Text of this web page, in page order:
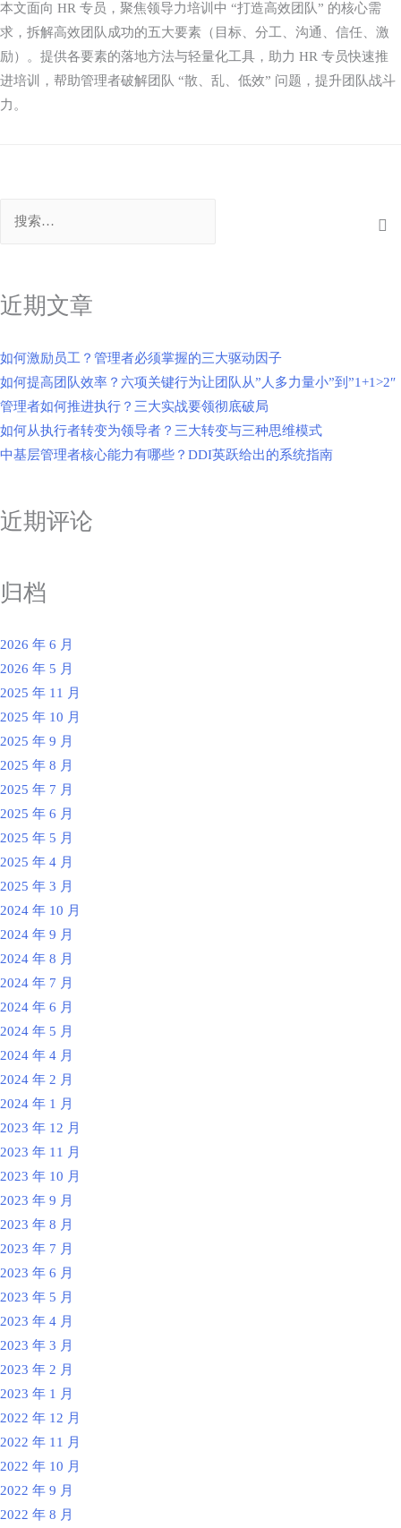
本文面向 HR 专员，聚焦领导力培训中 “打造高效团队” 的核心需
求，拆解高效团队成功的五大要素（目标、分工、沟通、信任、激
励）。提供各要素的落地方法与轻量化工具，助力 HR 专员快速推
进培训，帮助管理者破解团队 “散、乱、低效” 问题，提升团队战斗
力。​
近期文章
如何激励员工？管理者必须掌握的三大驱动因子
如何提高团队效率？六项关键行为让团队从”人多力量小”到”1+1>2″
管理者如何推进执行？三大实战要领彻底破局
如何从执行者转变为领导者？三大转变与三种思维模式
中基层管理者核心能力有哪些？DDI英跃给出的系统指南
近期评论
归档
2026 年 6 月
2026 年 5 月
2025 年 11 月
2025 年 10 月
2025 年 9 月
2025 年 8 月
2025 年 7 月
2025 年 6 月
2025 年 5 月
2025 年 4 月
2025 年 3 月
2024 年 10 月
2024 年 9 月
2024 年 8 月
2024 年 7 月
2024 年 6 月
2024 年 5 月
2024 年 4 月
2024 年 2 月
2024 年 1 月
2023 年 12 月
2023 年 11 月
2023 年 10 月
2023 年 9 月
2023 年 8 月
2023 年 7 月
2023 年 6 月
2023 年 5 月
2023 年 4 月
2023 年 3 月
2023 年 2 月
2023 年 1 月
2022 年 12 月
2022 年 11 月
2022 年 10 月
2022 年 9 月
2022 年 8 月